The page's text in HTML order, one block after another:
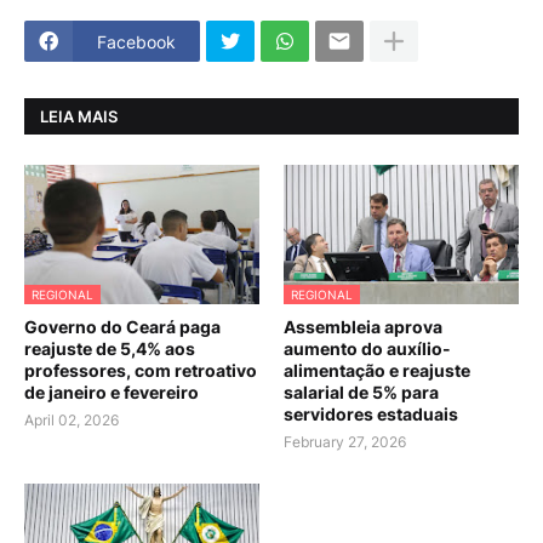
Facebook
LEIA MAIS
REGIONAL
Governo do Ceará paga
reajuste de 5,4% aos
professores, com retroativo
de janeiro e fevereiro
April 02, 2026
REGIONAL
Assembleia aprova
aumento do auxílio-
alimentação e reajuste
salarial de 5% para
servidores estaduais
February 27, 2026